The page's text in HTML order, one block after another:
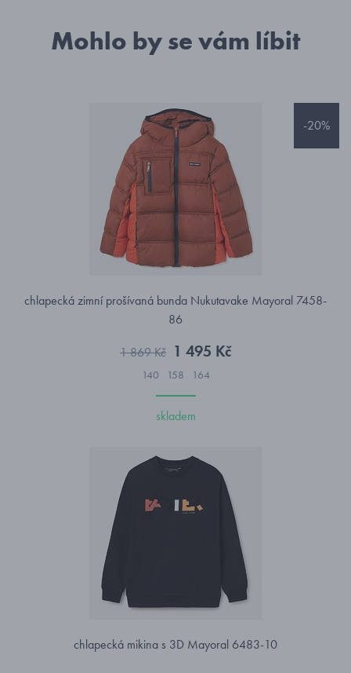
Mohlo by se vám líbit
-20%
chlapecká zimní prošívaná bunda Nukutavake Mayoral 7458-
86
1 869 Kč 1 495 Kč
140 158 164
skladem
chlapecká mikina s 3D Mayoral 6483-10